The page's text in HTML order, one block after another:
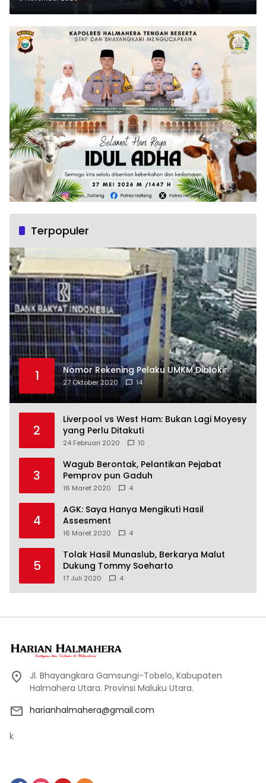
Terpopuler
1 Nomor Rekening Pelaku UMKM Diblokir
27 Oktober 2020 14
2
Liverpool vs West Ham: Bukan Lagi Moyesy
yang Perlu Ditakuti
24 Februari 2020 10
3
Wagub Berontak, Pelantikan Pejabat
Pemprov pun Gaduh
16 Maret 2020 4
4
AGK: Saya Hanya Mengikuti Hasil
Assesment
16 Maret 2020 4
5
Tolak Hasil Munaslub, Berkarya Malut
Dukung Tommy Soeharto
17 Juli 2020 4
Jl. Bhayangkara Gamsungi-Tobelo, Kabupaten
Halmahera Utara. Provinsi Maluku Utara.
harianhalmahera@gmail.com
k